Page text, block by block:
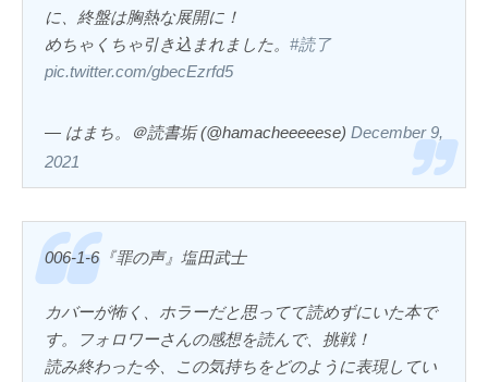
に、終盤は胸熱な展開に！
めちゃくちゃ引き込まれました。 #読了
pic.twitter.com/gbecEzrfd5
— はまち。＠読書垢 (@hamacheeeeese) December 9,
2021
006-1-6『罪の声』塩田武士
カバーが怖く、ホラーだと思ってて読めずにいた本で
す。フォロワーさんの感想を読んで、挑戦！
読み終わった今、この気持ちをどのように表現してい